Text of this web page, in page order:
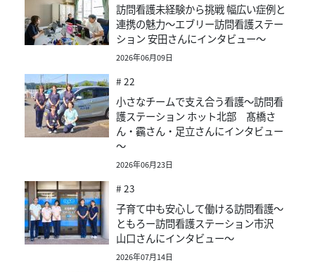
訪問看護未経験から挑戦 幅広い症例と
連携の魅力～エブリー訪問看護ステー
ション 安田さんにインタビュー～
2026年06月09日
# 22
小さなチームで支え合う看護～訪問看
護ステーション ホット北部 髙橋さ
ん・靏さん・足立さんにインタビュー
～
2026年06月23日
# 23
子育て中も安心して働ける訪問看護～
ともろー訪問看護ステーション市沢
山口さんにインタビュー～
2026年07月14日